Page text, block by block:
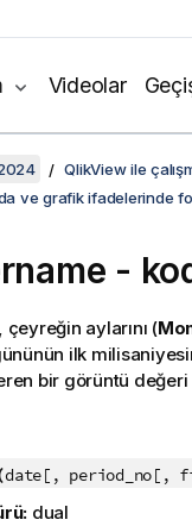
Videolar
QlikView ile
ve grafik ifadelerinde
-
aylarını (
ilk
bir görüntü değeri
date[, period_no[,
dual